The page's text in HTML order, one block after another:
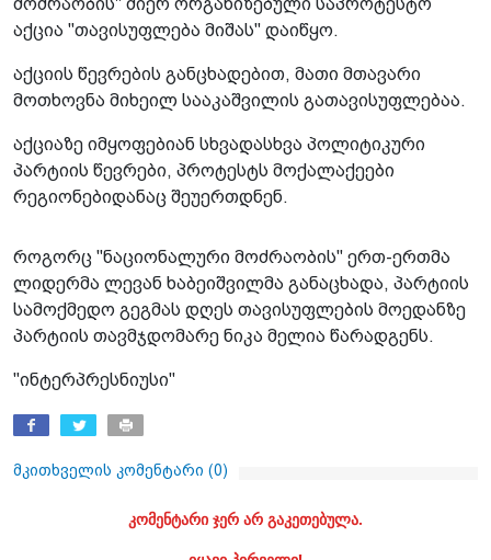
აქცია "თავისუფლება მიშას" დაიწყო.
აქციის წევრების განცხადებით, მათი მთავარი
მოთხოვნა მიხეილ სააკაშვილის გათავისუფლებაა.
აქციაზე იმყოფებიან სხვადასხვა პოლიტიკური
პარტიის წევრები, პროტესტს მოქალაქეები
რეგიონებიდანაც შეუერთდნენ.
როგორც "ნაციონალური მოძრაობის" ერთ-ერთმა
ლიდერმა ლევან ხაბეიშვილმა განაცხადა, პარტიის
სამოქმედო გეგმას დღეს თავისუფლების მოედანზე
პარტიის თავმჯდომარე ნიკა მელია წარადგენს.
"ინტერპრესნიუსი"
მკითხველის კომენტარი (0)
კომენტარი ჯერ არ გაკეთებულა.